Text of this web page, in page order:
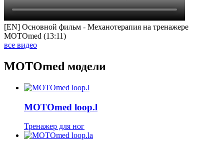
[EN] Основной фильм - Механотерапия на тренажере
MOTOmed (13:11)
все видео
MOTOmed модели
MOTOmed loop.l
Тренажер для ног